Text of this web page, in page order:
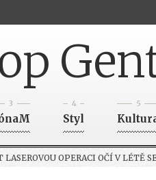
3 4
Styl
5
OPERACI OČÍ V LÉTĚ